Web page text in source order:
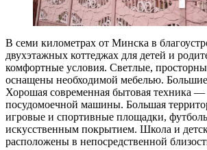
В семи километрах от Минска в
двухэтажных коттеджах для детей и
комфортные условия. Светлые,
оснащены необходимой мебелью.
Хорошая современная бытовая техника —
посудомоечной машины. Большая
игровые и спортивные площадки,
искусственным покрытием. Школа и
расположены в непосредственной